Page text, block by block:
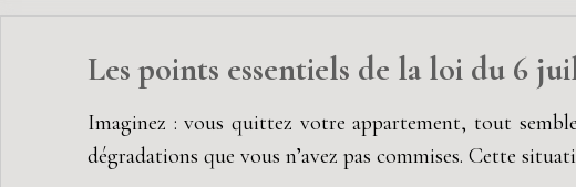
Les points essentiels de la loi du 6
Imaginez : vous quittez votre appartement, tout
dégradations que vous n’avez pas commises. Cette